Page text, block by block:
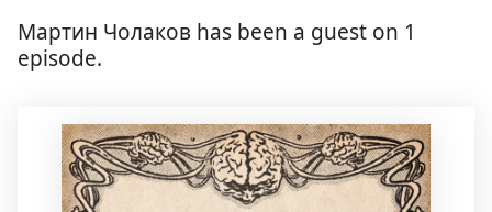
Мартин Чолаков has been a guest on 1
episode.